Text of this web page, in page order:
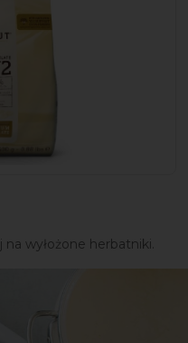
wyłożone herbatniki.